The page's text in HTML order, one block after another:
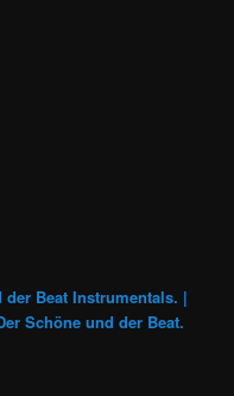
der Beat Instrumentals. |
Schöne und der Beat.